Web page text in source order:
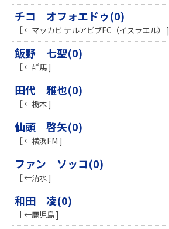
チコ オフォエドゥ(0)
［ ←マッカビ テルアビブFC（イスラエル） ]
飯野 七聖(0)
［ ←群馬 ]
田代 雅也(0)
［ ←栃木 ]
仙頭 啓矢(0)
［ ←横浜FM ]
ファン ソッコ(0)
［ ←清水 ]
和田 凌(0)
［ ←鹿児島 ]